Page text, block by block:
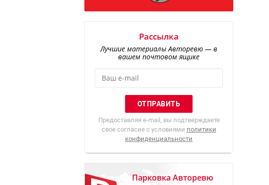
Рассылка
Лучшие материалы Авторевю — в
вашем почтовом ящике
Предоставляя e-mail, вы подтверждаете
свое согласие с условиями политики
конфиденциальности
Парковка Авторевю